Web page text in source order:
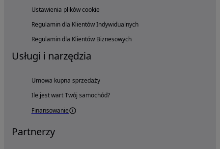
Ustawienia plików cookie
Regulamin dla Klientów Indywidualnych
Regulamin dla Klientów Biznesowych
Usługi i narzędzia
Umowa kupna sprzedaży
Ile jest wart Twój samochód?
Finansowanie
Partnerzy